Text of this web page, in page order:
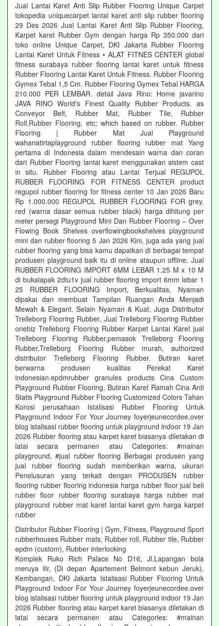
Jual Lantai Karet Anti Slip Rubber Flooring Unique Carpet
tokopedia uniquecarpet lantai karet anti slip rubber flooring
29 Des 2026 Jual Lantai Karet Anti Slip Rubber Flooring,
Karpet karet Rubber Gym dengan harga Rp 350.000 dari
toko online Unique Carpet, DKI Jakarta Rubber Flooring
Lantai Karet Untuk Fitness • ALAT FITNES CENTER global
fitness surabaya rubber flooring lantai karet untuk fitness
Rubber Flooring Lantai Karet Untuk Fitness. Rubber Flooring
Gymex Tebal 1,5 Cm. Rubber Flooring Gymex Tebal HARGA
210.000 PER LEMBAR. detail Java Rino: Home javarino
JAVA RINO World's Finest Quality Rubber Products. as
Conveyor Belt, Rubber Mat, Rubber Tile, Rubber
Roll,Rubber Flooring, etc; which based on rubber. Rubber
Flooring | Rubber Mat Jual Playground
wahanatirtaplayground rubber flooring rubber mat Yang
pertama di Indonesia dalam mendesain warna dan coran
dari Rubber Flooring lantai karet menggunakan sistem cast
in situ. Rubber Flooring atau Lantai Terjual REGUPOL
RUBBER FLOORING FOR FITNESS CENTER product
regupol rubber flooring for fitness center 10 Jan 2026 Baru
Rp 1.000.000 REGUPOL RUBBER FLOORING FOR grey,
red (warna dasar semua rubber black) harga dihitung per
meter persegi Playground Mini Dan Rubber Flooring – Over
Flowing Book Shelves overflowingbookshelves playground
mini dan rubber flooring 5 Jan 2026 Kini, juga ada yang jual
rubber flooring yang bisa kamu dapatkan di berbagai tempat
produsen playground baik itu di online ataupun offline. Jual
RUBBER FLOORING IMPORT 6MM LEBAR 1,25 M x 10 M
di bukalapak 2dtu1v jual rubber flooring import 6mm lebar 1
25 RUBBER FLOORING Import, Berkualitas, Nyaman
dipakai dan membuat Tampilan Ruangan Anda Menjadi
Mewah & Elegant. Selain Nyaman & Kuat, Juga Distributor
Trelleborg Flooring Rubber, Jual Trelleborg Flooring Rubber
onebiz Trelleborg Flooring Rubber Karpet Lantai Karet jual
Trelleborg Flooring Rubber,pemasok Trelleborg Flooring
Rubber,Trelleborg Flooring Rubber murah, authorized
distributor Trelleborg Flooring Rubber. Butiran karet
berwarna produsen kualitas Perekat Karet
indonesian.epdmrubber granules products Cina Custom
Playground Rubber Flooring, Butiran Karet Ramah Cina Anti
Statis Playground Rubber Flooring Customized Colors Tahan
Korosi perusahaan Istalisasi Rubber Flooring Untuk
Playground Indoor For Your Journey foyerjeunecordee.over
blog istalisasi rubber flooring untuk playground indoor 19 Jan
2026 Rubber flooring atau karpet karet biasanya diletakan di
latai secara permanen atau Categories: #mainan
playground, #jual rubber flooring Berbagai produsen yang
jual rubber flooring sudah memberikan warna, ukuran
Penelusuran yang terkait dengan PRODUSEN rubber
flooring rubber flooring indonesia harga rubber floor jual beli
rubber floor rubber flooring surabaya harga rubber mat
playground rubber mat karet lantai karet gym harga karpet
rubber
Distributor Rubber Flooring | Gym, Fitness, Playground Sport
rubberhouses Rubber mats, Rubber roll, Rubber tile, Rubber
epdm (custom), Rubber interlocking
Komplek Ruko Rich Palace No D16, Jl.Lapangan bola
meruya ilir, (Di depan Apartement Belmont kebun Jeruk),
Kembangan, DKI Jakarta Istalisasi Rubber Flooring Untuk
Playground Indoor For Your Journey foyerjeunecordee.over
blog istalisasi rubber flooring untuk playground indoor 19 Jan
2026 Rubber flooring atau karpet karet biasanya diletakan di
latai secara permanen atau Categories: #mainan